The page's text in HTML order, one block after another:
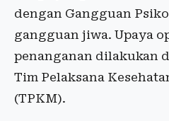
dengan Gangguan
gangguan jiwa. Upaya
penanganan dilakukan
Tim Pelaksana
(TPKM).